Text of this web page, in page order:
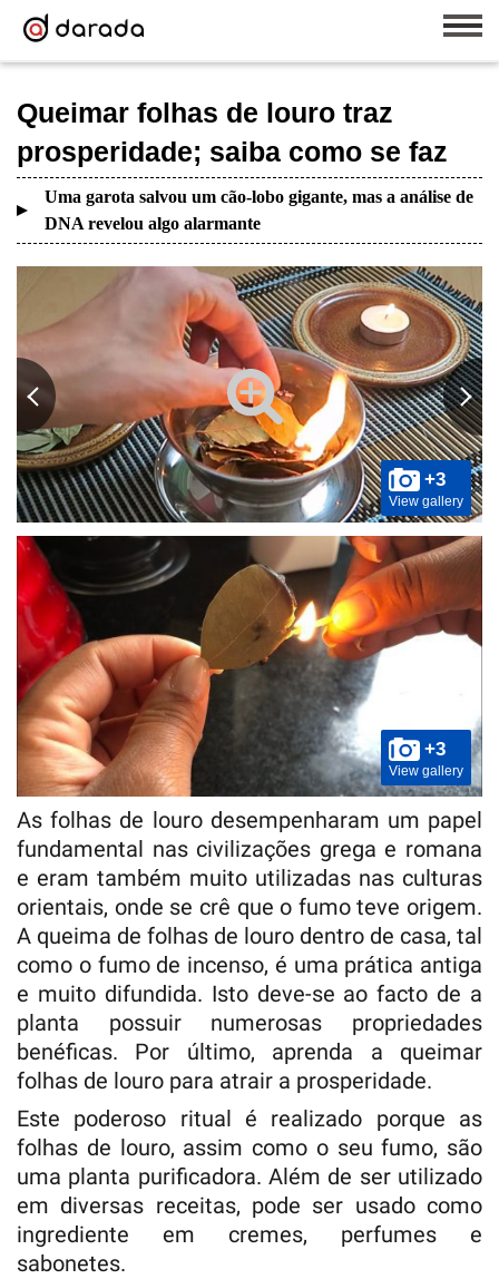
Queimar folhas de louro traz
prosperidade; saiba como se faz
Uma garota salvou um cão-lobo gigante, mas a análise de
DNA revelou algo alarmante
+3
View gallery
+3
View gallery
As folhas de louro desempenharam um papel
fundamental nas civilizações grega e romana
e eram também muito utilizadas nas culturas
orientais, onde se crê que o fumo teve origem.
A queima de folhas de louro dentro de casa, tal
como o fumo de incenso, é uma prática antiga
e muito difundida. Isto deve-se ao facto de a
planta possuir numerosas propriedades
benéficas. Por último, aprenda a queimar
folhas de louro para atrair a prosperidade.
Este poderoso ritual é realizado porque as
folhas de louro, assim como o seu fumo, são
uma planta purificadora. Além de ser utilizado
em diversas receitas, pode ser usado como
ingrediente em cremes, perfumes e
sabonetes.